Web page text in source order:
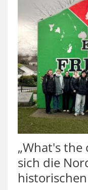
„What's the
sich die